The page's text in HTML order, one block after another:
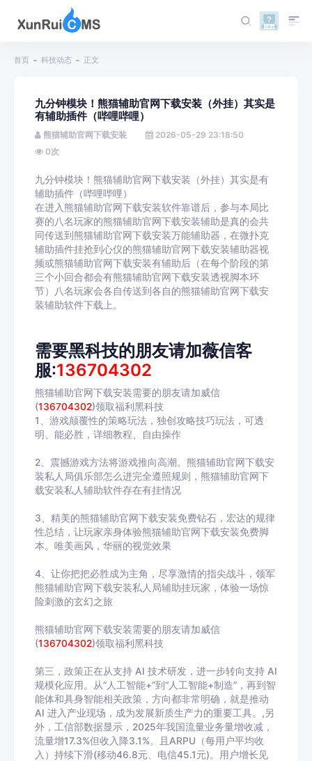
首页 科技动态 正文
九分钟模块！熊猫辅助官网下载安装（外挂）其实是
有辅助插件（哔哩哔哩）
熊猫辅助官网下载安装
2026-05-29 23:18:50
0次
九分钟模块！熊猫辅助官网下载安装（外挂）其实是有
辅助插件（哔哩哔哩）
在进入熊猫辅助官网下载安装软件靠谱后，参与本局比
赛的八名玩家的熊猫辅助官网下载安装辅助是真的会共
同传送到熊猫辅助官网下载安装万能辅助器，在微扑克
辅助插件挂抢到心仪的熊猫辅助官网下载安装辅助器视
频或熊猫辅助官网下载安装有辅助后（在每个阶段的第
三个小回合都会有熊猫辅助官网下载安装透视脚本环
节）八名玩家会各自传送到各自的熊猫辅助官网下载安
装辅助软件下载上。
需要黑科技的朋友请加薇信客
服:136704302
熊猫辅助官网下载安装需要的朋友请加威信
(136704302)领取福利黑科技
1、游戏颠覆性的策略玩法，独创攻略技巧玩法，可透
明、能必胜，详细教程、自由操作
2、震撼游戏方法将游戏推向高潮。熊猫辅助官网下载安
装私人局俱乐部怎么进完全遵照规则，熊猫辅助官网下
载安装私人辅助软件存在有挂情况
3、精美的熊猫辅助官网下载安装免费钻石，宏达的规律
性总结，让玩家亲身体验熊猫辅助官网下载安装免费脚
本。唯美画风，华丽的视觉效果
4、让你把把必胜成为主角，尽享激情的指尖战斗，领军
熊猫辅助官网下载安装私人局辅助挂玩家，体验一场惊
险刺激的玄幻之旅
熊猫辅助官网下载安装需要的朋友请加威信
(136704302)领取福利黑科技
第三，政策正在从支持 AI 技术研发，进一步转向支持 AI
规模化应用。从“人工智能+”到“人工智能+制造”，再到智
能体和具身智能相关政策，方向都非常明确，就是推动
AI 进入产业现场，成为发展新质生产力的重要工具。,另
外，工信部数据显示，2025年我国流量业务量增收减，
流量增17.3%但收入降3.1%。且ARPU（每用户平均收
入）持续下滑(移动46.8元、电信45.1元)。用户增长见